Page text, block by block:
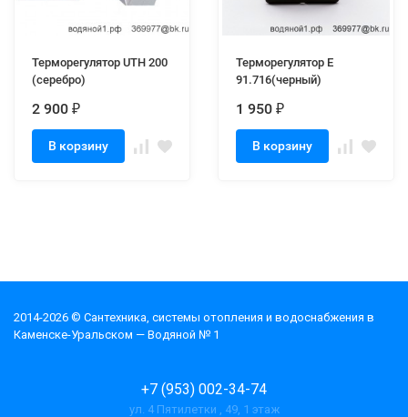
Терморегулятор UTH 200
(серебро)
2 900 ₽
В корзину
Терморегулятор E
91.716(черный)
1 950 ₽
В корзину
2014-2026 © Cантехника, системы отопления и водоснабжения в
Каменске-Уральском — Водяной № 1
+7 (953) 002-34-74
ул. 4 Пятилетки , 49, 1 этаж